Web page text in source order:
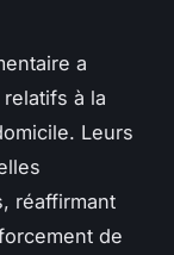
a
relatifs à la
Leurs
réaffirmant
de